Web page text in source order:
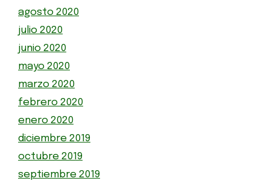
agosto 2020
julio 2020
junio 2020
mayo 2020
marzo 2020
febrero 2020
enero 2020
diciembre 2019
octubre 2019
septiembre 2019